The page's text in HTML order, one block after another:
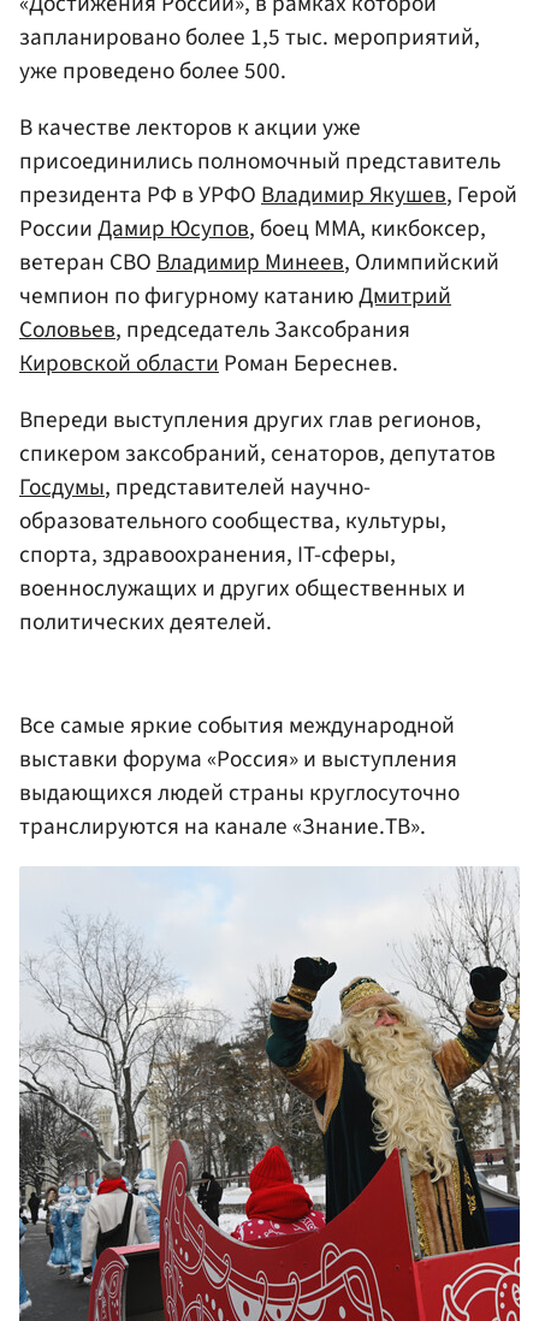
запланировано более 1,5 тыс. мероприятий,
уже проведено более 500.
В качестве лекторов к акции уже
присоединились полномочный представитель
президента РФ в УРФОВладимир Якушев, Герой
РоссииДамир Юсупов, боец ММА, кикбоксер,
ветеран СВОВладимир Минеев, Олимпийский
чемпион по фигурному катаниюДмитрий
Соловьев, председатель Заксобрания
Кировской областиРоман Береснев.
Впереди выступления других глав регионов,
спикером заксобраний, сенаторов, депутатов
Госдумы, представителей научно-
образовательного сообщества, культуры,
спорта, здравоохранения, IT-сферы,
военнослужащих и других общественных и
политических деятелей.
Все самые яркие события международной
выставки форума «Россия» и выступления
выдающихся людей страны круглосуточно
транслируются на канале «Знание.ТВ».